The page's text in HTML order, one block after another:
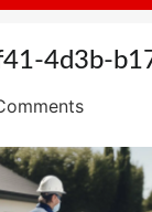
4d3b-